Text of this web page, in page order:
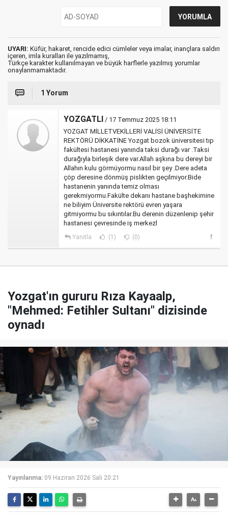
UYARI: Küfür, hakaret, rencide edici cümleler veya imalar, inançlara saldırı
içeren, imla kuralları ile yazılmamış,
Türkçe karakter kullanılmayan ve büyük harflerle yazılmış yorumlar
onaylanmamaktadır.
1 Yorum
YOZGATLI / 17 Temmuz 2025 18:11
YOZGAT MİLLETVEKİLLERİ VALİSİ ÜNİVERSİTE
REKTÖRÜ DİKKATİNE Yozgat bozok üniversitesi tıp
fakültesi hastanesi yanında taksi durağı var .Taksi
durağıyla birleşik dere var.Allah aşkına bu dereyi bir
Allahın kulu görmüyormu nasıl bir şey .Dere adeta
çöp deresine dönmüş pislikten geçilmiyor.Bide
hastanenin yanında temiz olması
gerekmiyormu.Fakülte dekanı hastane başhekimine
ne biliyim Üniversite rektörü evren yaşara
gitmiyormu bu sıkıntılar.Bu derenin düzenlenip şehir
hastanesi çevresinde iş merkezl
Yanıtla (1) (0)
Yozgat'ın gururu Rıza Kayaalp,
"Mehmed: Fetihler Sultanı" dizisinde
oynadı
Yayınlanma: 09 Haziran 2026 Salı 20:21